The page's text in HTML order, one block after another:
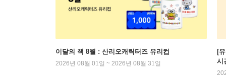
이달의 책 8월 : 산리오캐릭터즈 유리컵
2026년 08월 01일 ~ 2026년 08월 31일
[
시